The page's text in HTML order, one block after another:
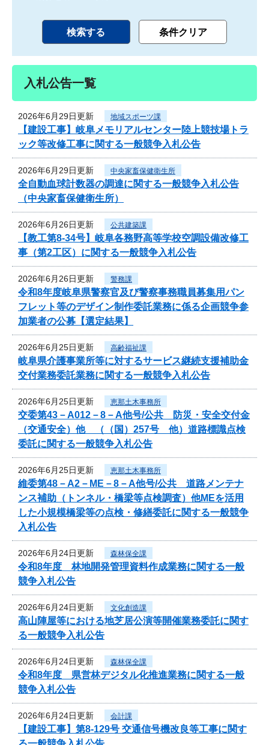
入札公告一覧
2026年6月29日更新 地域スポーツ課
【建設工事】岐阜メモリアルセンター陸上競技場トラ
ック等改修工事に関する一般競争入札公告
2026年6月29日更新 中央家畜保健衛生所
全自動血球計数器の調達に関する一般競争入札公告
（中央家畜保健衛生所）
2026年6月26日更新 公共建築課
【教工第8-34号】岐阜各務野高等学校空調設備改修工
事（第2工区）に関する一般競争入札公告
2026年6月26日更新 警務課
令和8年度岐阜県警察官及び警察事務職員募集用パン
フレット等のデザイン制作委託業務に係る企画競争参
加業者の公募【選定結果】
2026年6月25日更新 高齢福祉課
岐阜県介護事業所等に対するサービス継続支援補助金
交付業務委託業務に関する一般競争入札公告
2026年6月25日更新 恵那土木事務所
交委第43－A012－8－A他号/公共 防災・安全交付金
（交通安全）他 （（国）257号 他）道路標識点検
委託に関する一般競争入札公告
2026年6月25日更新 恵那土木事務所
維委第48－A2－ME－8－A他号/公共 道路メンテナ
ンス補助（トンネル・橋梁等点検調査）他MEを活用
した小規模橋梁等の点検・修繕委託に関する一般競争
入札公告
2026年6月24日更新 森林保全課
令和8年度 林地開発管理資料作成業務に関する一般
競争入札公告
2026年6月24日更新 文化創造課
高山陣屋等における地芝居公演等開催業務委託に関す
る一般競争入札公告
2026年6月24日更新 森林保全課
令和8年度 県営林デジタル化推進業務に関する一般
競争入札公告
2026年6月24日更新 会計課
【建設工事】第8-129号 交通信号機改良等工事に関す